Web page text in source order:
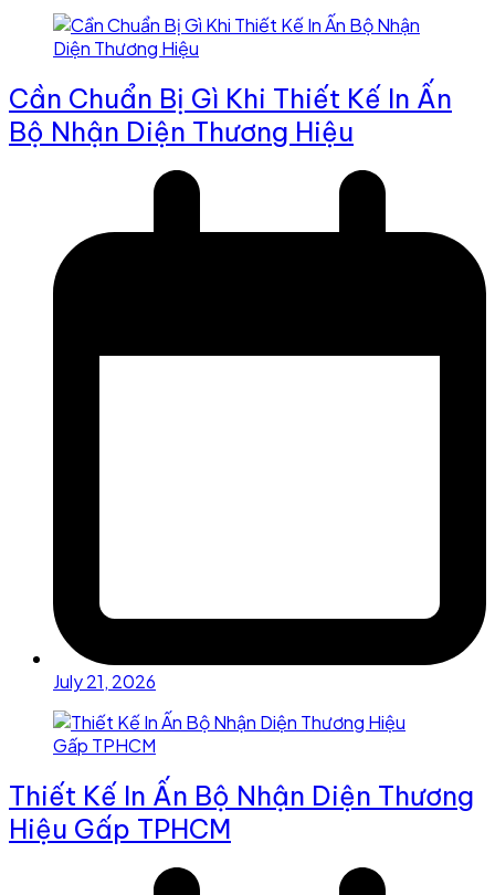
Cần Chuẩn Bị Gì Khi Thiết Kế In Ấn
Bộ Nhận Diện Thương Hiệu
July 21, 2026
Thiết Kế In Ấn Bộ Nhận Diện Thương
Hiệu Gấp TPHCM